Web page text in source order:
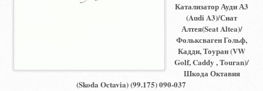
Катализатор Ауди А3
(Audi A3)/Сиат
Алтея(Seat Altea)/
Фольксваген Гольф,
Кадди, Тоуран (VW
Golf, Caddy , Touran)/
Шкода Октавия
(Skoda Octavia) (99.175) 090-037